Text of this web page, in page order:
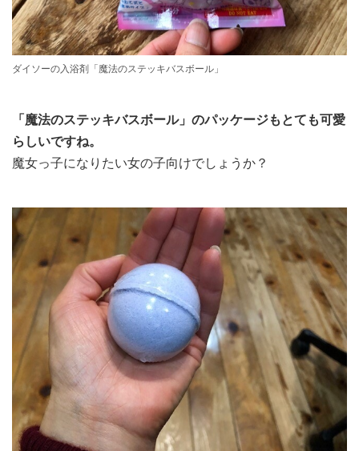
ダイソーの入浴剤「魔法のステッキバスボール」
「魔法のステッキバスボール」のパッケージもとても可愛
らしいですね。
魔女っ子になりたい女の子向けでしょうか？